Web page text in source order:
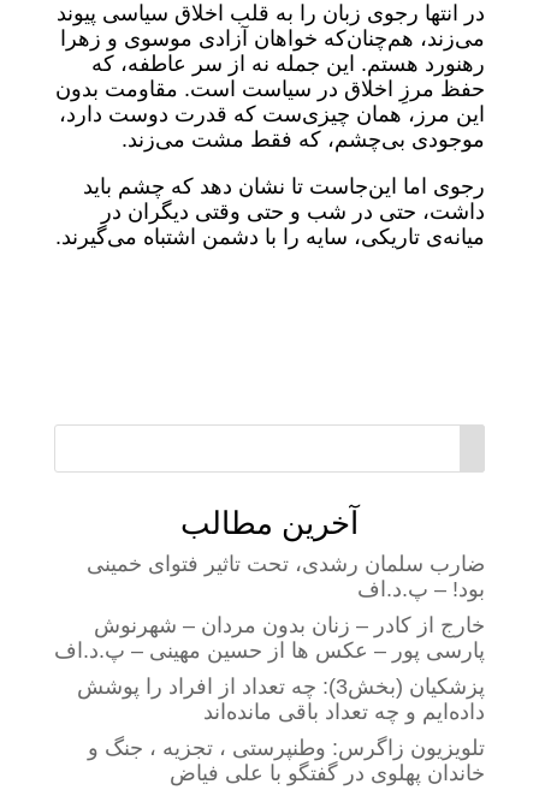
در انتها رجوی زبان را به قلب اخلاق سیاسی پیوند
می‌زند، هم‌چنان‌که خواهان آزادی موسوی و زهرا
رهنورد هستم. این جمله نه از سر عاطفه، که
حفظ مرزِ اخلاق در سیاست است. مقاومت بدون
این مرز، همان چیزی‌ست که قدرت دوست دارد،
موجودی بی‌چشم، که فقط مشت می‌زند.
رجوی اما این‌جاست تا نشان دهد که چشم باید
داشت، حتی در شب و حتی وقتی دیگران در
میانه‌ی تاریکی، سایه را با دشمن اشتباه می‌گیرند.
آخرین مطالب
ضارب سلمان رشدی، تحت تاثیر فتوای خمینی
بود! – پ.د.اف
خارج از کادر – زنان بدون مردان – شهرنوش
پارسی پور – عکس ها از حسین مهینی – پ.د.اف
پزشکیان (بخش3): چه تعداد از افراد را پوشش
داده‌ایم و چه تعداد باقی مانده‌اند
تلویزیون زاگرس: وطنپرستی ، تجزیه ، جنگ و
خاندان پهلوی در گفتگو با علی فیاض